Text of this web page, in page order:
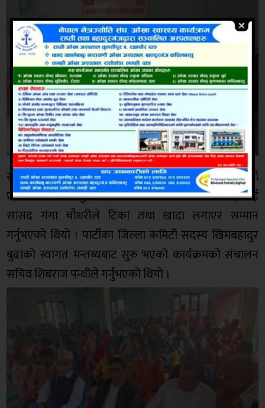
सो अवसरमा गढवाका सामाजिक ब्यक्तित्व रेशमबहादुर शाही
एमालेमा प्रबेश गर्नुभएको थियो । पार्टी प्रबेश गर्ने शाहीलाई
सांसद गंगा चौधरीले टिका तथा खादा लगाएर सम्मान
गर्नुभएको थियो । पार्टीका जिल्ला कमिटी सदस्य खिमबहादुर
बुढाको स्वागत मन्तब्यबाट सुरु भएको कार्यक्रमको संचालन
सचिव शिबराज पन्थीले गर्नुभएको थियो ।